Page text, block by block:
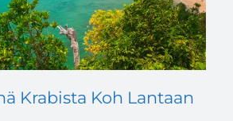
Krabista Koh Lantaan